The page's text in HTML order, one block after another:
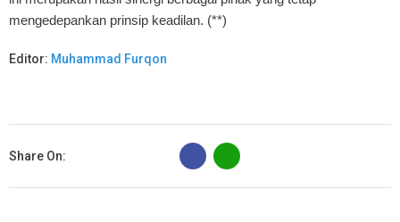
mengedepankan prinsip keadilan. (**)
Editor: Muhammad Furqon
Share On:
B